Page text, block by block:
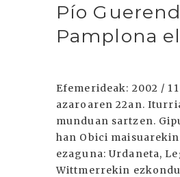
Pío
Pamplona
Efemerideak: 2002 /
azaroaren 22an.
munduan sartzen.
han Obici
ezaguna: Urdaneta,
Wittmerrekin